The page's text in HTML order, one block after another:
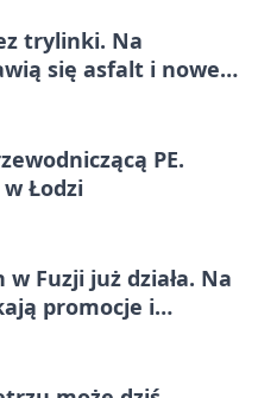
trylinki. Na
się asfalt i nowe
PE.
Łodzi
Fuzji już działa. Na
promocje i